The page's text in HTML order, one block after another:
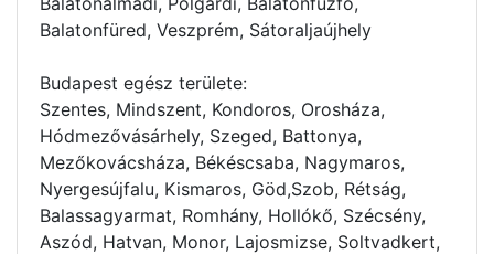
Balatonfüred, Veszprém, Sátoraljaújhely
Budapest egész területe:
Szentes, Mindszent, Kondoros, Orosháza,
Hódmezővásárhely, Szeged, Battonya,
Mezőkovácsháza, Békéscsaba, Nagymaros,
Nyergesújfalu, Kismaros, Göd,Szob, Rétság,
Balassagyarmat, Romhány, Hollókő, Szécsény,
Aszód, Hatvan, Monor, Lajosmizse, Soltvadkert,